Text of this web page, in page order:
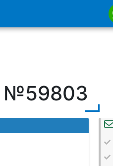
№59803